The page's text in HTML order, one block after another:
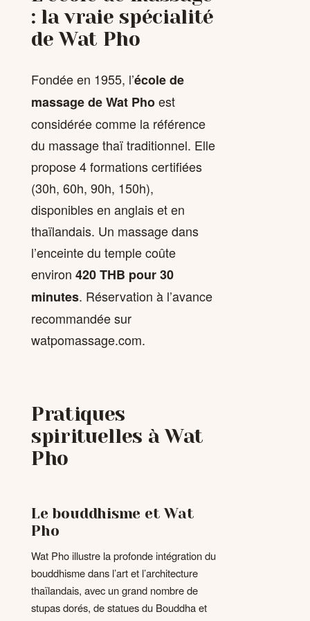
: la vraie spécialité
de Wat Pho
Fondée en 1955, l’école de
massage de Wat Phoest
considérée comme la référence
du massage thaï traditionnel. Elle
propose 4 formations certifiées
(30h, 60h, 90h, 150h),
disponibles en anglais et en
thaïlandais. Un massage dans
l’enceinte du temple coûte
environ 420 THB pour 30
minutes. Réservation à l’avance
recommandée sur
watpomassage.com.
Pratiques
spirituelles à Wat
Pho
Le bouddhisme et Wat
Pho
Wat Pho illustre la profonde intégration du
bouddhisme dans l’art et l’architecture
thaïlandais, avec un grand nombre de
stupas dorés, de statues du Bouddha et